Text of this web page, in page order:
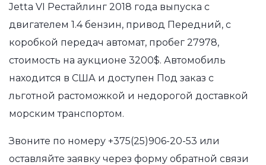
Jetta VI Рестайлинг 2018 года выпуска с
двигателем 1.4 бензин, привод Передний, с
коробкой передач автомат, пробег 27978,
стоимость на аукционе 3200$. Автомобиль
находится в США и доступен Под заказ с
льготной растоможкой и недорогой доставкой
морским транспортом.
Звоните по номеру +375(25)906-20-53 или
оставляйте заявку через форму обратной связи